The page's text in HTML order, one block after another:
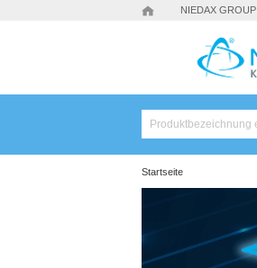
NIEDAX GROUP
Startseite